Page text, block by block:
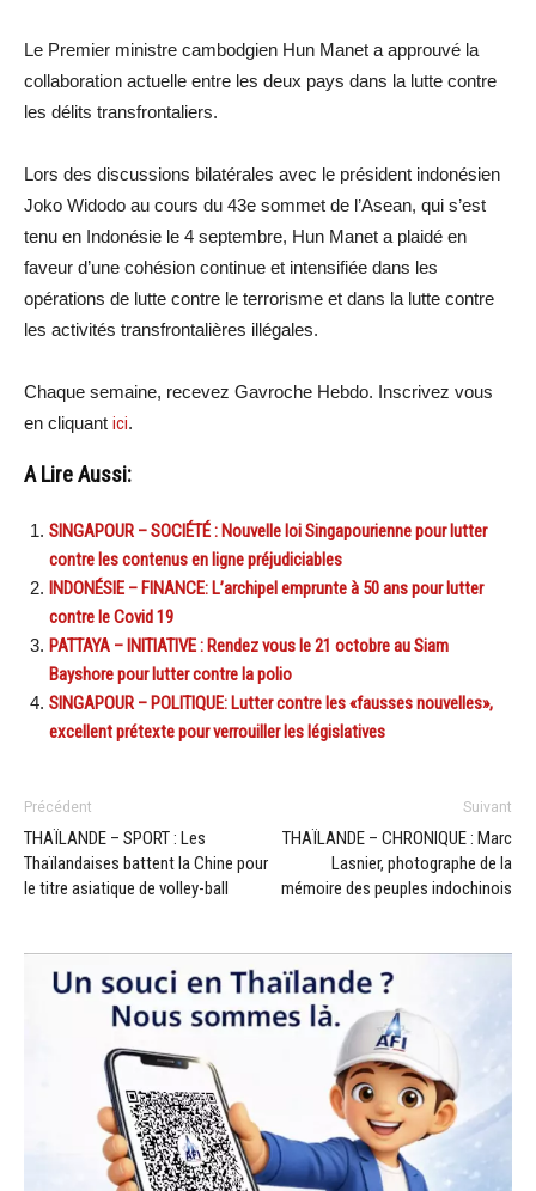
Le Premier ministre cambodgien Hun Manet a approuvé la
collaboration actuelle entre les deux pays dans la lutte contre
les délits transfrontaliers.
Lors des discussions bilatérales avec le président indonésien
Joko Widodo au cours du 43e sommet de l’Asean, qui s’est
tenu en Indonésie le 4 septembre, Hun Manet a plaidé en
faveur d’une cohésion continue et intensifiée dans les
opérations de lutte contre le terrorisme et dans la lutte contre
les activités transfrontalières illégales.
Chaque semaine, recevez Gavroche Hebdo. Inscrivez vous
en cliquant ici.
A Lire Aussi:
SINGAPOUR – SOCIÉTÉ : Nouvelle loi Singapourienne pour lutter
contre les contenus en ligne préjudiciables
INDONÉSIE – FINANCE: L’archipel emprunte à 50 ans pour lutter
contre le Covid 19
PATTAYA – INITIATIVE : Rendez vous le 21 octobre au Siam
Bayshore pour lutter contre la polio
SINGAPOUR – POLITIQUE: Lutter contre les «fausses nouvelles»,
excellent prétexte pour verrouiller les législatives
Précédent
THAÏLANDE – SPORT : Les
Thaïlandaises battent la Chine pour
le titre asiatique de volley-ball
Suivant
THAÏLANDE – CHRONIQUE : Marc
Lasnier, photographe de la
mémoire des peuples indochinois